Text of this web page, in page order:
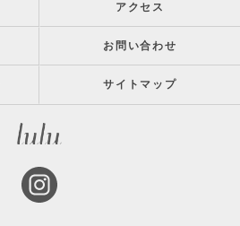
アクセス
お問い合わせ
サイトマップ